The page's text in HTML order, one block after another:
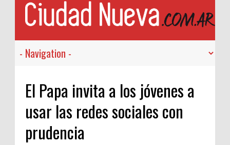
El Papa invita a los jóvenes a
usar las redes sociales con
prudencia